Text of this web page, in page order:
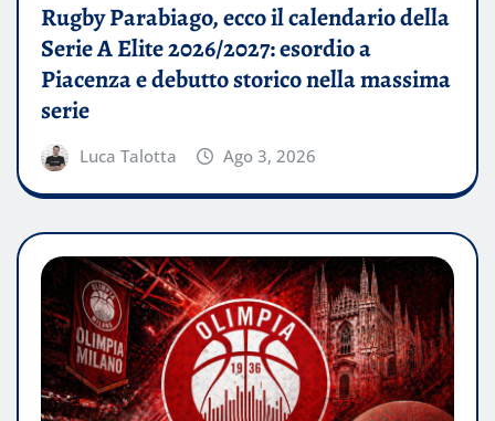
Rugby Parabiago, ecco il calendario della
Serie A Elite 2026/2027: esordio a
Piacenza e debutto storico nella massima
serie
Luca Talotta Ago 3, 2026